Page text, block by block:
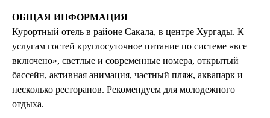
ОБЩАЯ ИНФОРМАЦИЯ
Курортный отель в районе Сакала, в центре Хургады. К
услугам гостей круглосуточное питание по системе «все
включено», светлые и современные номера, открытый
бассейн, активная анимация, частный пляж, аквапарк и
несколько ресторанов. Рекомендуем для молодежного
отдыха.